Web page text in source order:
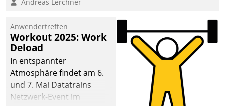
Andreas Lerchner
Anwendertreffen
Workout 2025: Work
Deload
In entspannter
Atmosphäre findet am 6.
und 7. Mai Datatrains
Netzwerk-Event im